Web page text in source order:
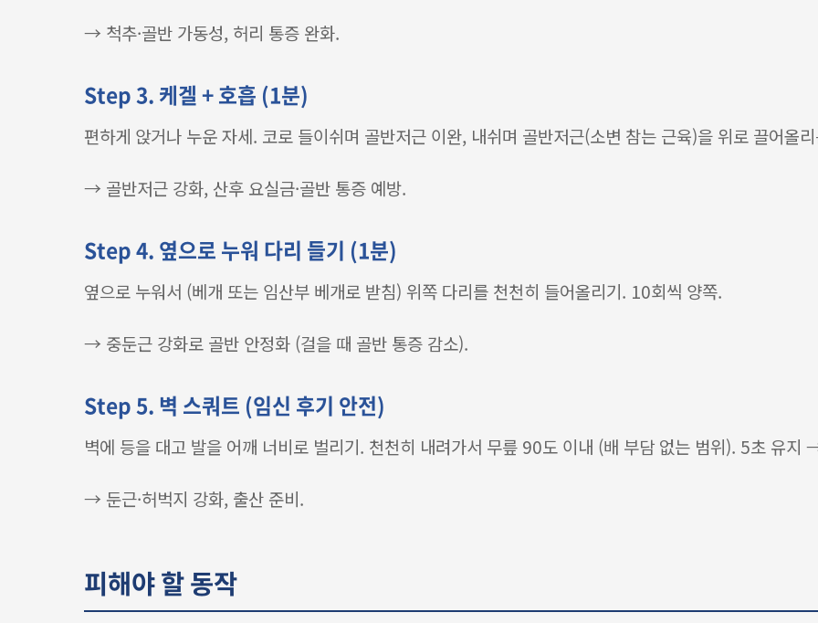
→ 척추·골반 가동성, 허리 통증 완화.
Step 3. 케겔 + 호흡 (1분)
편하게 앉거나 누운 자세. 코로 들이쉬며 골반저근 이완, 내쉬며 골반저근(소변 참는 근육)을 위로 끌어
→ 골반저근 강화, 산후 요실금·골반 통증 예방.
Step 4. 옆으로 누워 다리 들기 (1분)
옆으로 누워서 (베개 또는 임산부 베개로 받침) 위쪽 다리를 천천히 들어올리기. 10회씩 양쪽.
→ 중둔근 강화로 골반 안정화 (걸을 때 골반 통증 감소).
Step 5. 벽 스쿼트 (임신 후기 안전)
벽에 등을 대고 발을 어깨 너비로 벌리기. 천천히 내려가서 무릎 90도 이내 (배 부담 없는 범위). 5초 유지
→ 둔근·허벅지 강화, 출산 준비.
피해야 할 동작